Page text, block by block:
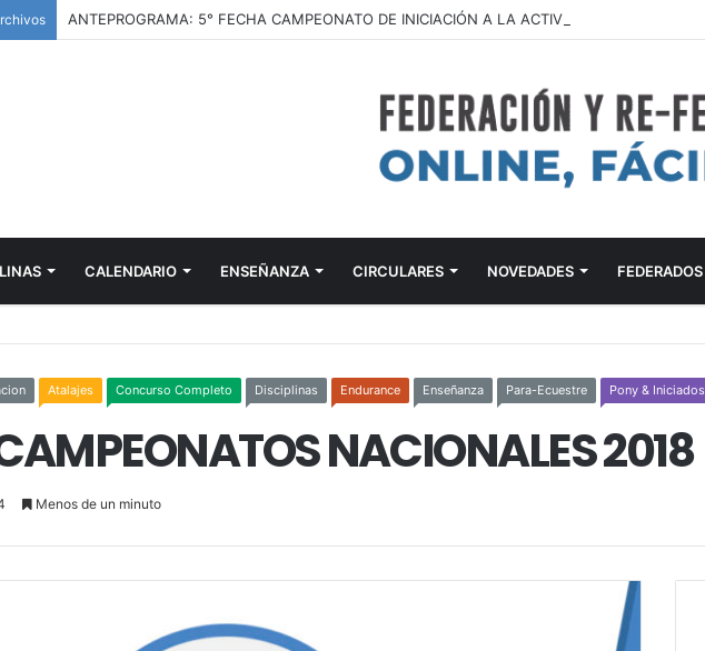
CALENDARIO ENSEÑANZA CIRCULARES NOVEDADES FEDERADOS
Atalajes Concurso Completo Disciplinas Endurance Enseñanza Para-Ecuestre Pony & Iniciados
NACIONALES 2018
Menos de un minuto